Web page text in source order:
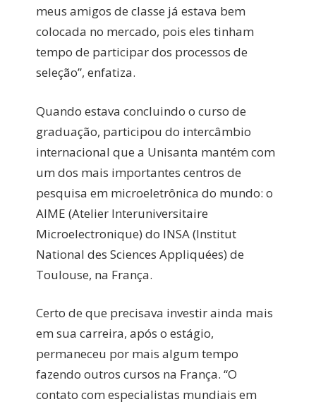
meus amigos de classe já estava bem
colocada no mercado, pois eles tinham
tempo de participar dos processos de
seleção”, enfatiza.
Quando estava concluindo o curso de
graduação, participou do intercâmbio
internacional que a Unisanta mantém com
um dos mais importantes centros de
pesquisa em microeletrônica do mundo: o
AIME (Atelier Interuniversitaire
Microelectronique) do INSA (Institut
National des Sciences Appliquées) de
Toulouse, na França.
Certo de que precisava investir ainda mais
em sua carreira, após o estágio,
permaneceu por mais algum tempo
fazendo outros cursos na França. “O
contato com especialistas mundiais em